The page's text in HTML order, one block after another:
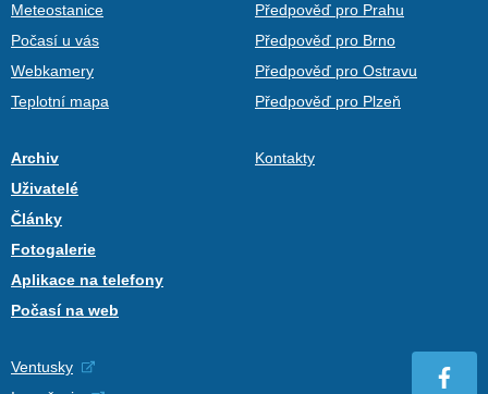
Meteostanice
Počasí u vás
Webkamery
Teplotní mapa
Předpověď pro Prahu
Předpověď pro Brno
Předpověď pro Ostravu
Předpověď pro Plzeň
Archiv
Uživatelé
Články
Fotogalerie
Aplikace na telefony
Počasí na web
Kontakty
Ventusky